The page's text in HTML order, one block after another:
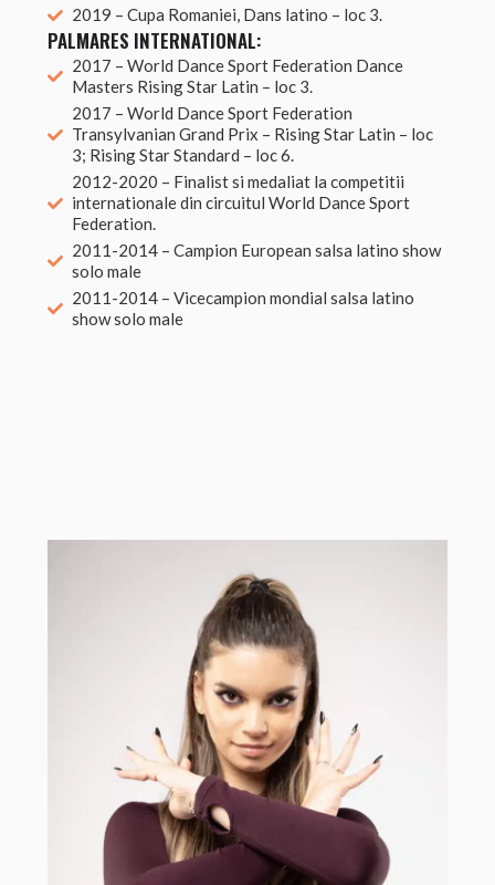
2019 – Cupa Romaniei, Dans latino – loc 3.
PALMARES INTERNATIONAL:
2017 – World Dance Sport Federation Dance
Masters Rising Star Latin – loc 3.
2017 – World Dance Sport Federation
Transylvanian Grand Prix – Rising Star Latin – loc
3; Rising Star Standard – loc 6.
2012-2020 – Finalist si medaliat la competitii
internationale din circuitul World Dance Sport
Federation.
2011-2014 – Campion European salsa latino show
solo male
2011-2014 – Vicecampion mondial salsa latino
show solo male